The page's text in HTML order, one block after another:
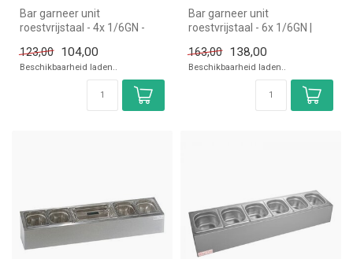
Bar garneer unit
roestvrijstaal - 4x 1/6GN -
kope...
123,00 104,00
Beschikbaarheid laden..
Bar garneer unit
roestvrijstaal - 6x 1/6GN |
de hor...
163,00 138,00
Beschikbaarheid laden..